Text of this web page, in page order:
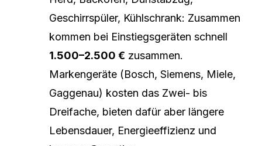
Geschirrspüler, Kühlschrank: Zusammen
kommen bei Einstiegsgeräten schnell
1.500–2.500 € zusammen.
Markengeräte (Bosch, Siemens, Miele,
Gaggenau) kosten das Zwei- bis
Dreifache, bieten dafür aber längere
Lebensdauer, Energieeffizienz und